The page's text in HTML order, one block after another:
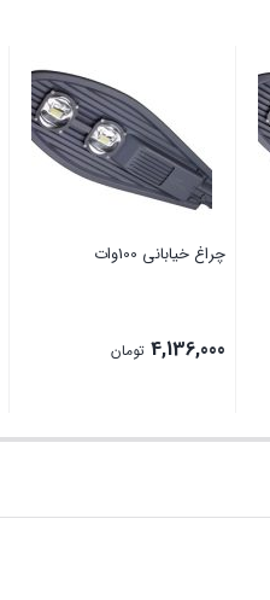
چراغ خیابانی 100وات
4,136,000 تومان